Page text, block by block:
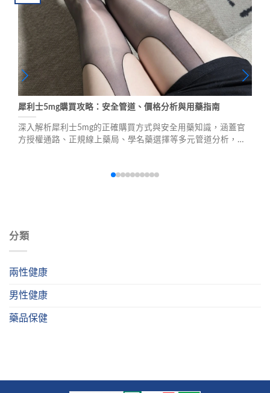
分類
兩性健康
男性健康
藥品保健
犀利士5mg購買攻略：安全管道、價格分析與用藥指南
深入解析犀利士5mg的正確購買方式與安全用藥知識，涵蓋官
方授權通路、正規線上藥局、學名藥選擇等多元管道分析，並